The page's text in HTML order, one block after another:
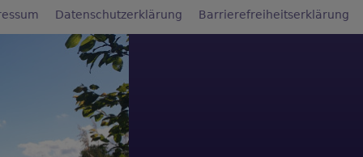
Datenschutzerklärung Barrierefreiheitserklärung